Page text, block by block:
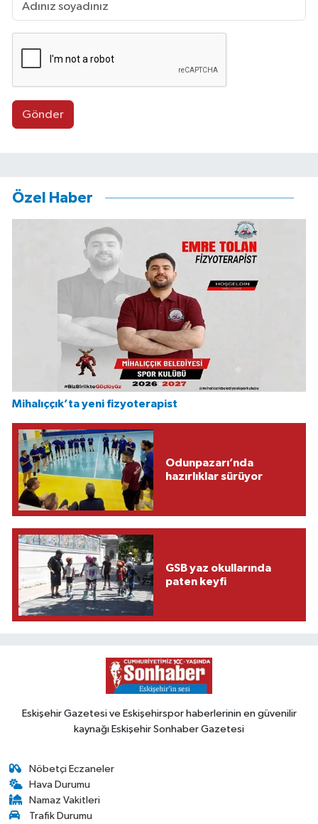
Gönder
Özel Haber
Mihalıççık’ta yeni fizyoterapist
Odunpazarı’nda
hazırlıklar sürüyor
GSB yaz okullarında
paten keyfi
Eskişehir Gazetesi ve Eskişehirspor haberlerinin en güvenilir
kaynağı Eskişehir Sonhaber Gazetesi
Nöbetçi Eczaneler
Hava Durumu
Namaz Vakitleri
Trafik Durumu